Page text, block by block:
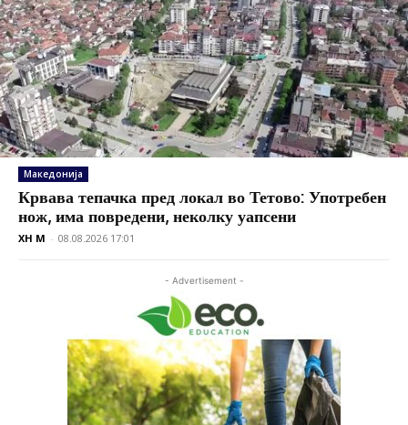
Македонија
Крвава тепачка пред локал во Тетово: Употребен
нож, има повредени, неколку уапсени
XH M - 08.08.2026 17:01
- Advertisement -